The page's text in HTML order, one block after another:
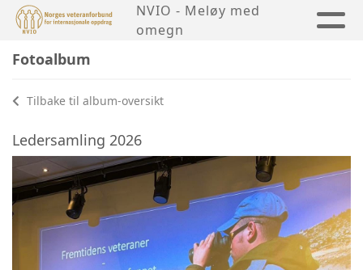
NVIO - Meløy med
omegn
Fotoalbum
Tilbake til album-oversikt
Ledersamling 2026